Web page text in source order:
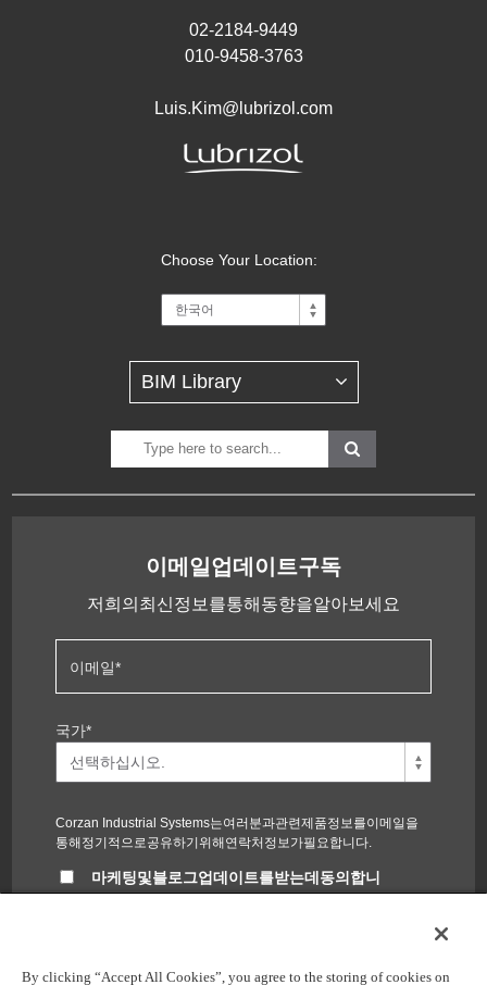
02-2184-9449
010-9458-3763
Luis.Kim@lubrizol.com
Choose Your Location:
이메일업데이트구독
저희의최신정보를통해동향을알아보세요
이메일*
국가*
Corzan Industrial Systems는여러분과관련제품정보를이메일을
통해정기적으로공유하기위해연락처정보가필요합니다.
마케팅및블로그업데이트를받는데동의합니
다.
By clicking “Accept All Cookies”, you agree to the storing of cookies on